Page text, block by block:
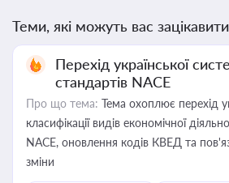
Теми, які можуть вас
Перехід української
стандартів NACE
Про що тема: Тема охоплює перехід
класифікації видів економічної
NACE, оновлення кодів КВЕД та
зміни